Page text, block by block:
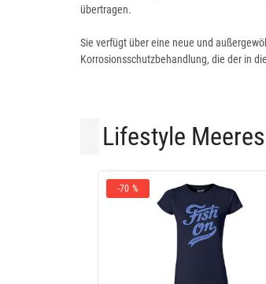
übertragen.
Sie verfügt über eine neue und
Korrosionsschutzbehandlung, die der in
Lifestyle
-70 %